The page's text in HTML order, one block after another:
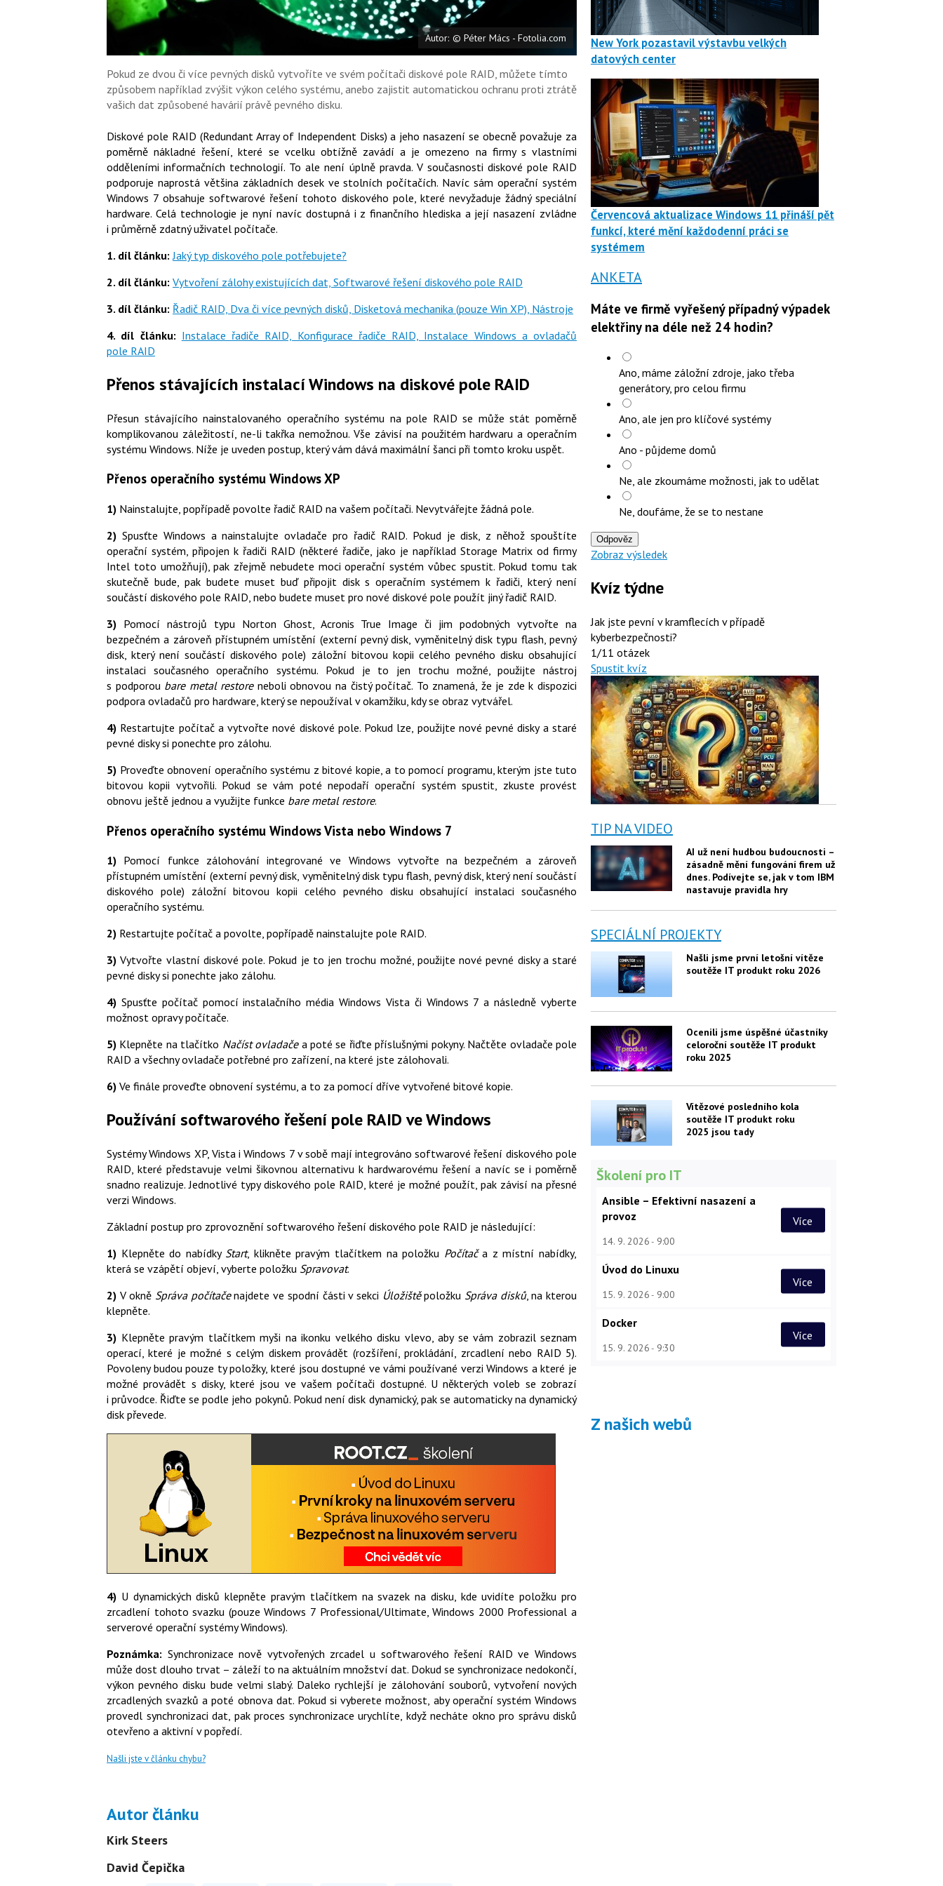
Autor: © Péter Mács - Fotolia.com
Pokud ze dvou či více pevných disků vytvoříte ve svém počítači diskové pole RAID, můžete tímto
způsobem například zvýšit výkon celého systému, anebo zajistit automatickou ochranu proti ztrátě
vašich dat způsobené havárií právě pevného disku.
Diskové pole RAID (Redundant Array of Independent Disks) a jeho nasazení se obecně považuje za
poměrně nákladné řešení, které se vcelku obtížně zavádí a je omezeno na firmy s vlastními
odděleními informačních technologií. To ale není úplně pravda. V současnosti diskové pole RAID
podporuje naprostá většina základních desek ve stolních počítačích. Navíc sám operační systém
Windows 7 obsahuje softwarové řešení tohoto diskového pole, které nevyžaduje žádný speciální
hardware. Celá technologie je nyní navíc dostupná i z finančního hlediska a její nasazení zvládne
i průměrně zdatný uživatel počítače.
1. díl článku: Jaký typ diskového pole potřebujete?
2. díl článku: Vytvoření zálohy existujících dat, Softwarové řešení diskového pole RAID
3. díl článku: Řadič RAID, Dva či více pevných disků, Disketová mechanika (pouze Win XP), Nástroje
4. díl článku: Instalace řadiče RAID, Konfigurace řadiče RAID, Instalace Windows a ovladačů
pole RAID
Přenos stávajících instalací Windows na diskové pole RAID
Přesun stávajícího nainstalovaného operačního systému na pole RAID se může stát poměrně
komplikovanou záležitostí, ne-li takřka nemožnou. Vše závisí na použitém hardwaru a operačním
systému Windows. Níže je uveden postup, který vám dává maximální šanci při tomto kroku uspět.
Přenos operačního systému Windows XP
1) Nainstalujte, popřípadě povolte řadič RAID na vašem počítači. Nevytvářejte žádná pole.
2) Spusťte Windows a nainstalujte ovladače pro řadič RAID. Pokud je disk, z něhož spouštíte
operační systém, připojen k řadiči RAID (některé řadiče, jako je například Storage Matrix od firmy
Intel toto umožňují), pak zřejmě nebudete moci operační systém vůbec spustit. Pokud tomu tak
skutečně bude, pak budete muset buď připojit disk s operačním systémem k řadiči, který není
součástí diskového pole RAID, nebo budete muset pro nové diskové pole použít jiný řadič RAID.
3) Pomocí nástrojů typu Norton Ghost, Acronis True Image či jim podobných vytvořte na
bezpečném a zároveň přístupném umístění (externí pevný disk, vyměnitelný disk typu flash, pevný
disk, který není součástí diskového pole) záložní bitovou kopii celého pevného disku obsahující
instalaci současného operačního systému. Pokud je to jen trochu možné, použijte nástroj
s podporou bare metal restoreneboli obnovou na čistý počítač. To znamená, že je zde k dispozici
podpora ovladačů pro hardware, který se nepoužíval v okamžiku, kdy se obraz vytvářel.
4) Restartujte počítač a vytvořte nové diskové pole. Pokud lze, použijte nové pevné disky a staré
pevné disky si ponechte pro zálohu.
5) Proveďte obnovení operačního systému z bitové kopie, a to pomocí programu, kterým jste tuto
bitovou kopii vytvořili. Pokud se vám poté nepodaří operační systém spustit, zkuste provést
obnovu ještě jednou a využijte funkce bare metal restore.
Přenos operačního systému Windows Vista nebo Windows 7
1) Pomocí funkce zálohování integrované ve Windows vytvořte na bezpečném a zároveň
přístupném umístění (externí pevný disk, vyměnitelný disk typu flash, pevný disk, který není součástí
diskového pole) záložní bitovou kopii celého pevného disku obsahující instalaci současného
operačního systému.
2) Restartujte počítač a povolte, popřípadě nainstalujte pole RAID.
3) Vytvořte vlastní diskové pole. Pokud je to jen trochu možné, použijte nové pevné disky a staré
pevné disky si ponechte jako zálohu.
4) Spusťte počítač pomocí instalačního média Windows Vista či Windows 7 a následně vyberte
možnost opravy počítače.
5) Klepněte na tlačítko Načíst ovladačea poté se řiďte příslušnými pokyny. Načtěte ovladače pole
RAID a všechny ovladače potřebné pro zařízení, na které jste zálohovali.
6) Ve finále proveďte obnovení systému, a to za pomocí dříve vytvořené bitové kopie.
Používání softwarového řešení pole RAID ve Windows
Systémy Windows XP, Vista i Windows 7 v sobě mají integrováno softwarové řešení diskového pole
RAID, které představuje velmi šikovnou alternativu k hardwarovému řešení a navíc se i poměrně
snadno realizuje. Jednotlivé typy diskového pole RAID, které je možné použít, pak závisí na přesné
verzi Windows.
Základní postup pro zprovoznění softwarového řešení diskového pole RAID je následující:
1) Klepněte do nabídky Start, klikněte pravým tlačítkem na položku Počítača z místní nabídky,
která se vzápětí objeví, vyberte položku Spravovat.
2) V okně Správa počítačenajdete ve spodní části v sekci Úložištěpoložku Správa disků, na kterou
klepněte.
3) Klepněte pravým tlačítkem myši na ikonku velkého disku vlevo, aby se vám zobrazil seznam
operací, které je možné s celým diskem provádět (rozšíření, prokládání, zrcadlení nebo RAID 5).
Povoleny budou pouze ty položky, které jsou dostupné ve vámi používané verzi Windows a které je
možné provádět s disky, které jsou ve vašem počítači dostupné. U některých voleb se zobrazí
i průvodce. Řiďte se podle jeho pokynů. Pokud není disk dynamický, pak se automaticky na dynamický
disk převede.
4) U dynamických disků klepněte pravým tlačítkem na svazek na disku, kde uvidíte položku pro
zrcadlení tohoto svazku (pouze Windows 7 Professional/Ultimate, Windows 2000 Professional a
serverové operační systémy Windows).
Poznámka: Synchronizace nově vytvořených zrcadel u softwarového řešení RAID ve Windows
může dost dlouho trvat – záleží to na aktuálním množství dat. Dokud se synchronizace nedokončí,
výkon pevného disku bude velmi slabý. Daleko rychlejší je zálohování souborů, vytvoření nových
zrcadlených svazků a poté obnova dat. Pokud si vyberete možnost, aby operační systém Windows
provedl synchronizaci dat, pak proces synchronizace urychlíte, když necháte okno pro správu disků
otevřeno a aktivní v popředí.
Našli jste v článku chybu?
Autor článku
Kirk Steers
David Čepička
New York pozastavil výstavbu velkých
datových center
Červencová aktualizace Windows 11 přináší pět
funkcí, které mění každodenní práci se
systémem
ANKETA
Máte ve firmě vyřešený případný výpadek
elektřiny na déle než 24 hodin?
Ano, máme záložní zdroje, jako třeba
generátory, pro celou firmu
Ano, ale jen pro klíčové systémy
Ano - půjdeme domů
Ne, ale zkoumáme možnosti, jak to udělat
Ne, doufáme, že se to nestane
Odpověz
Zobraz výsledek
Kvíz týdne
Jak jste pevní v kramflecích v případě
kyberbezpečnosti?
1/11 otázek
Spustit kvíz
TIP NA VIDEO
AI už není hudbou budoucnosti –
zásadně mění fungování firem už
dnes. Podívejte se, jak v tom IBM
nastavuje pravidla hry
SPECIÁLNÍ PROJEKTY
Našli jsme první letošní vítěze
soutěže IT produkt roku 2026
Ocenili jsme úspěšné účastníky
celoroční soutěže IT produkt
roku 2025
Vítězové posledního kola
soutěže IT produkt roku
2025 jsou tady
Školení pro IT
Ansible – Efektivní nasazení a
provoz
14. 9. 2026 9:00
Více
Úvod do Linuxu
15. 9. 2026 9:00
Více
Docker
15. 9. 2026 9:30
Více
Z našich webů